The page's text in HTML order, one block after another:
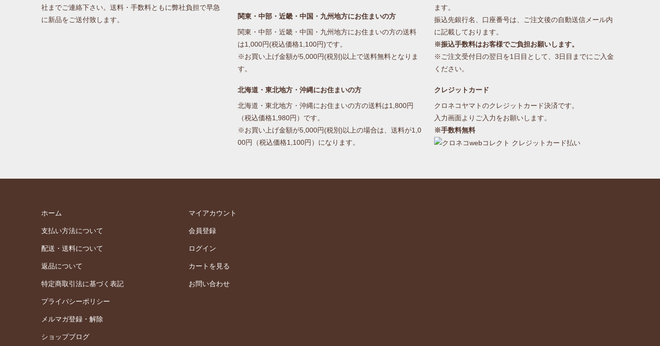
社までご連絡下さい。送料・手数料ともに弊社負担で早急
に新品をご送付致します。
関東・中部・近畿・中国・九州地方にお住まいの方
関東・中部・近畿・中国・九州地方にお住まいの方の送料
は1,000円(税込価格1,100円)です。
※お買い上げ金額が5,000円(税別)以上で送料無料となりま
す。
北海道・東北地方・沖縄にお住まいの方
北海道・東北地方・沖縄にお住まいの方の送料は1,800円
（税込価格1,980円）です。
※お買い上げ金額が5,000円(税別)以上の場合は、送料が1,0
00円（税込価格1,100円）になります。
ます。
振込先銀行名、口座番号は、ご注文後の自動送信メール内
に記載しております。
※振込手数料はお客様でご負担お願いします。
※ご注文受付日の翌日を1日目として、3日目までにご入金
ください。
クレジットカード
クロネコヤマトのクレジットカード決済です。
入力画面よりご入力をお願いします。
※手数料無料
ホーム
支払い方法について
配送・送料について
返品について
特定商取引法に基づく表記
プライバシーポリシー
メルマガ登録・解除
ショップブログ
マイアカウント
会員登録
ログイン
カートを見る
お問い合わせ